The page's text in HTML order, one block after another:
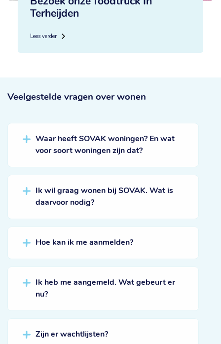
Terheijden
Lees verder
Veelgestelde vragen over wonen
Waar heeft SOVAK woningen? En wat
voor soort woningen zijn dat?
Ik wil graag wonen bij SOVAK. Wat is
daarvoor nodig?
Hoe kan ik me aanmelden?
Ik heb me aangemeld. Wat gebeurt er
nu?
Zijn er wachtlijsten?